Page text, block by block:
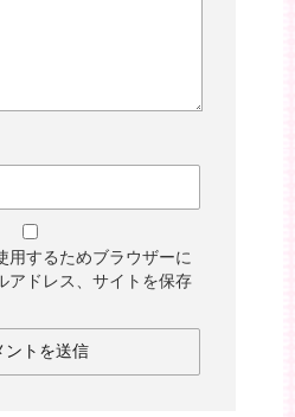
用するためブラウザーに
アドレス、サイトを保存